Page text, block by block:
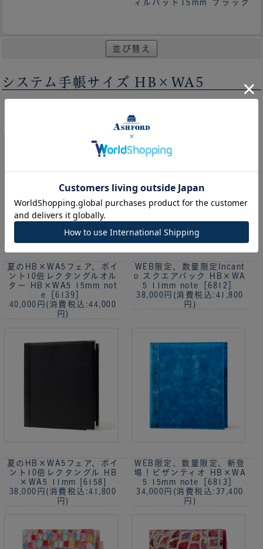
ィルパッド15mm ブラック
並び替え
システム手帳サイズ HB×WA5
夏のHB×WA5フェア、ポイ
ント10倍 レクタングルオル
ター HB×WA5 15mm not
e［6139］
40,000円 (消費税込:44,000
円)
WEB限定、数量限定
Incant
o スクエアバック HB×WA
5 11mm note［6812］
38,000円 (消費税込:41,800
円)
夏のHB×WA5フェア、ポイ
ント10倍 レクタングル HB
×WA5 11mm [6158]
38,000円 (消費税込:41,800
円)
WEB限定、数量限定、新登
場！
ビザンティオ HB×WA
5 15mm note［6813］
34,000円 (消費税込:37,400
円)